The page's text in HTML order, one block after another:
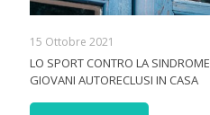
15 Ottobre 2021
LO SPORT CONTRO LA
GIOVANI AUTORECLUSI IN CASA